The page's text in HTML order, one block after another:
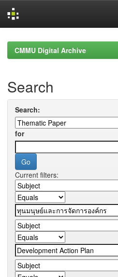
navigationCMMU Digital Archive
Search
Search:
for
Current filters: